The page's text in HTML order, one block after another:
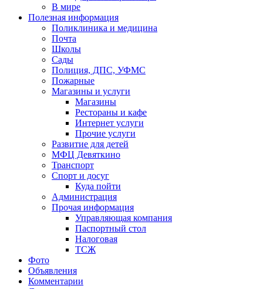
В мире
Полезная информация
Поликлиника и медицина
Почта
Школы
Сады
Полиция, ДПС, УФМС
Пожарные
Магазины и услуги
Магазины
Рестораны и кафе
Интернет услуги
Прочие услуги
Развитие для детей
МФЦ Девяткино
Транспорт
Спорт и досуг
Куда пойти
Администрация
Прочая информация
Управляющая компания
Паспортный стол
Налоговая
ТСЖ
Фото
Объявления
Комментарии